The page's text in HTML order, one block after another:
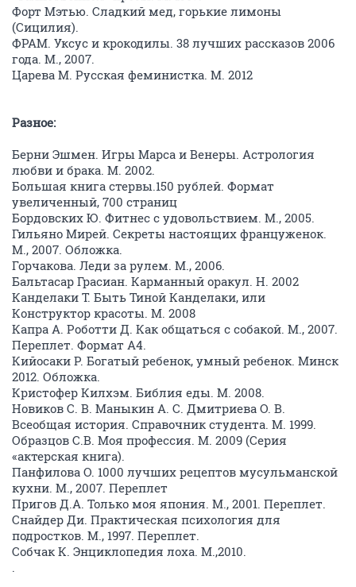
Форт Мэтью. Сладкий мед, горькие лимоны
(Сицилия).
ФРАМ. Уксус и крокодилы. 38 лучших рассказов 2006
года. М., 2007.
Царева М. Русская феминистка. М. 2012
Разное:
Берни Эшмен. Игры Марса и Венеры. Астрология
любви и брака. М. 2002.
Большая книга стервы.150 рублей. Формат
увеличенный, 700 страниц
Бордовских Ю. Фитнес с удовольствием. М., 2005.
Гильяно Мирей. Секреты настоящих француженок.
М., 2007. Обложка.
Горчакова. Леди за рулем. М., 2006.
Бальтасар Грасиан. Карманный оракул. Н. 2002
Канделаки Т. Быть Тиной Канделаки, или
Конструктор красоты. М. 2008
Капра А. Роботти Д. Как общаться с собакой. М., 2007.
Переплет. Формат А4.
Кийосаки Р. Богатый ребенок, умный ребенок. Минск
2012. Обложка.
Кристофер Килхэм. Библия еды. М. 2008.
Новиков С. В. Маныкин А. С. Дмитриева О. В.
Всеобщая история. Справочник студента. М. 1999.
Образцов С.В. Моя профессия. М. 2009 (Серия
«актерская книга).
Панфилова О. 1000 лучших рецептов мусульманской
кухни. М., 2007. Переплет
Пригов Д.А. Только моя япония. М., 2001. Переплет.
Снайдер Ди. Практическая психология для
подростков. М., 1997. Переплет.
Собчак К. Энциклопедия лоха. М.,2010.
.